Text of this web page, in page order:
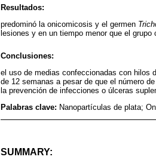
Resultados:
predominó la onicomicosis y el germen
lesiones y en un tiempo menor que el grupo
Conclusiones:
el uso de medias confeccionadas con hilos
de 12 semanas a pesar de que el número
la prevención de infecciones o úlceras
Palabras clave: Nanopartículas de plata;
SUMMARY: